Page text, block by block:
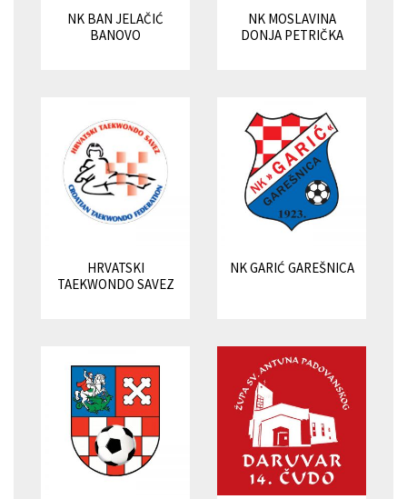
NK BAN JELAČIĆ
BANOVO
NK MOSLAVINA
DONJA PETRIČKA
HRVATSKI
TAEKWONDO SAVEZ
NK GARIĆ GAREŠNICA